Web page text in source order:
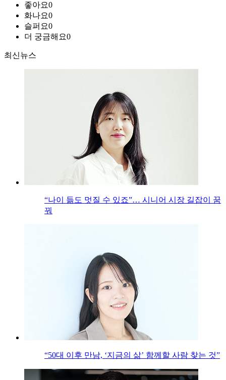
좋아요0
화나요0
슬퍼요0
더 궁금해요0
최신뉴스
“나이 듦도 멋질 수 있죠”… 시니어 시장 길잡이 꿈
꿔
“50대 이후 만남, ‘지금의 삶’ 함께할 사람 찾는 것”